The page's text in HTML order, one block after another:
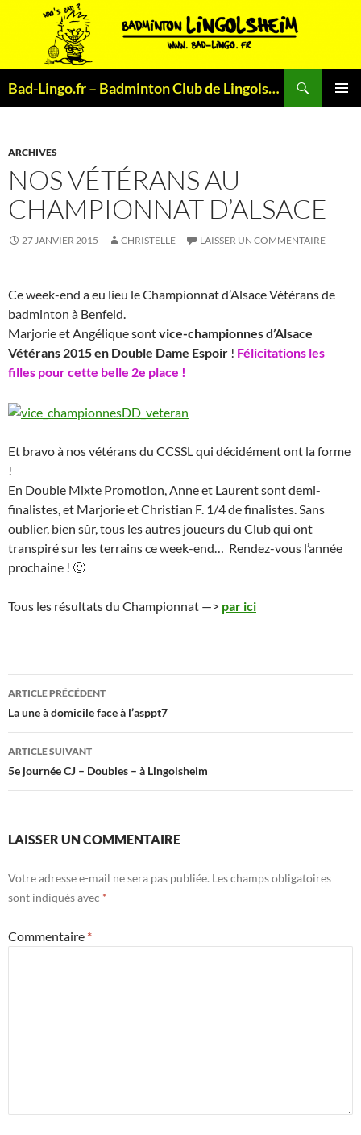
Bad-Lingo.fr – Badminton Club de Lingolsheim
ARCHIVES
NOS VÉTÉRANS AU
CHAMPIONNAT D’ALSACE
27 JANVIER 2015 CHRISTELLE LAISSER UN COMMENTAIRE
Ce week-end a eu lieu le Championnat d’Alsace Vétérans de
badminton à Benfeld.
Marjorie et Angélique sontvice-championnes d’Alsace
Vétérans 2015 en Double Dame Espoir ! Félicitations les
filles pour cette belle 2e place !
Et bravo à nos vétérans du CCSSL qui décidément ont la forme
!
En Double Mixte Promotion, Anne et Laurent sont demi-
finalistes, et Marjorie et Christian F. 1/4 de finalistes. Sans
oublier, bien sûr, tous les autres joueurs du Club qui ont
transpiré sur les terrains ce week-end… Rendez-vous l’année
prochaine ! 🙂
Tous les résultats du Championnat —> par ici
Navigation
des
articles
ARTICLE PRÉCÉDENT
La une à domicile face à l’asppt7
ARTICLE SUIVANT
5e journée CJ – Doubles – à Lingolsheim
LAISSER UN COMMENTAIRE
Votre adresse e-mail ne sera pas publiée. Les champs obligatoires
sont indiqués avec *
Commentaire *